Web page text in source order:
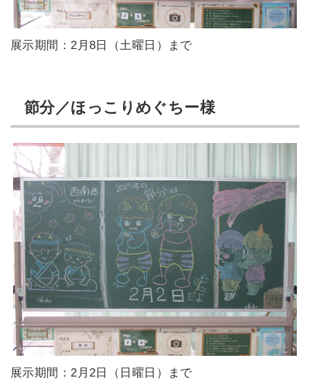
展示期間：2月8日（土曜日）まで
節分／ほっこりめぐちー様
展示期間：2月2日（日曜日）まで